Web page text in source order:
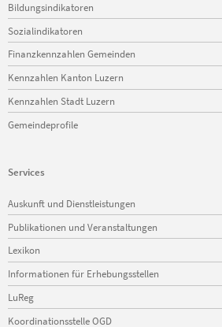
Bildungsindikatoren
Sozialindikatoren
Finanzkennzahlen Gemeinden
Kennzahlen Kanton Luzern
Kennzahlen Stadt Luzern
Gemeindeprofile
Services
Navigation
überspringen
Auskunft und Dienstleistungen
Publikationen und Veranstaltungen
Lexikon
Informationen für Erhebungsstellen
LuReg
Koordinationsstelle OGD